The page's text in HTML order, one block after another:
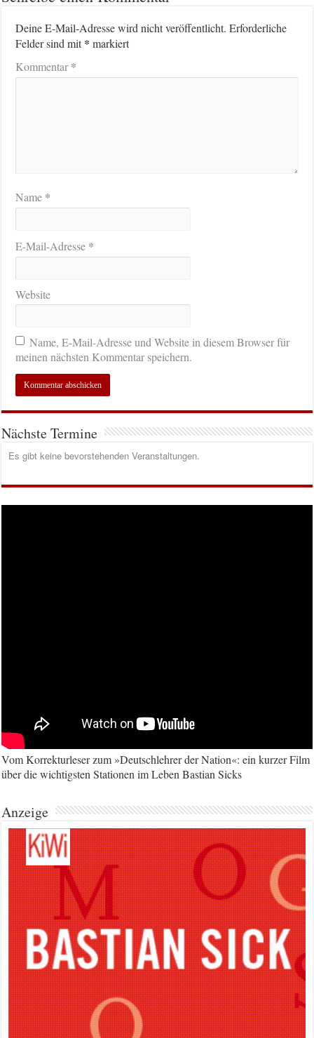
Deine E-Mail-Adresse wird nicht veröffentlicht. Erforderliche
Felder sind mit* markiert
Kommentar*
Name *
E-Mail-Adresse *
Website
Name, E-Mail-Adresse und Website in diesem Browser für
meinen nächsten Kommentar speichern.
Nächste Termine
Es gibt keine bevorstehenden Veranstaltungen.
Vom Korrekturleser zum »Deutschlehrer der Nation«: ein kurzer Film
über die wichtigsten Stationen im Leben Bastian Sicks
Anzeige